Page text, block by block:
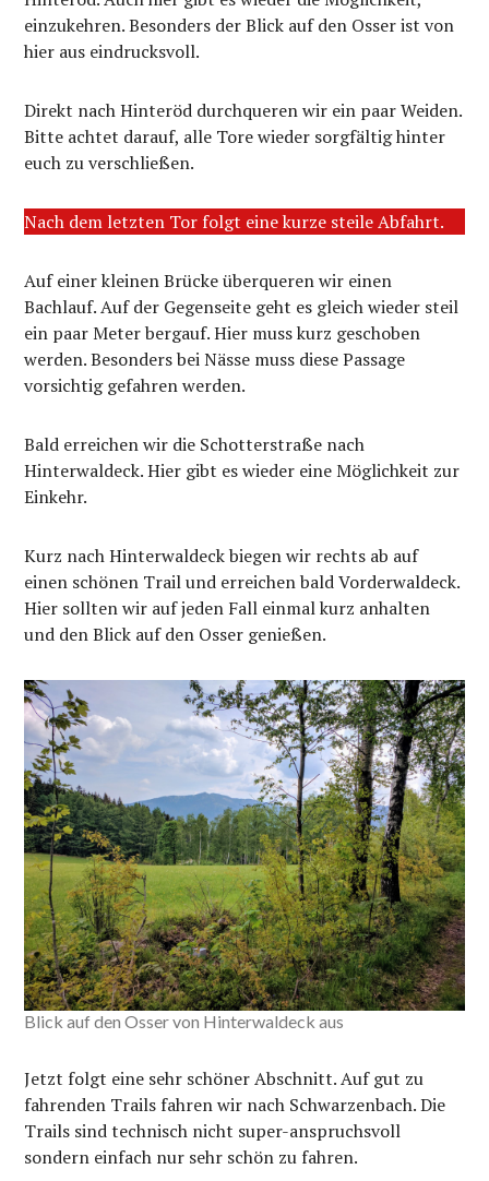
einzukehren. Besonders der Blick auf den Osser ist von
hier aus eindrucksvoll.
Direkt nach Hinteröd durchqueren wir ein paar Weiden.
Bitte achtet darauf, alle Tore wieder sorgfältig hinter
euch zu verschließen.
Nach dem letzten Tor folgt eine kurze steile Abfahrt.
Auf einer kleinen Brücke überqueren wir einen
Bachlauf. Auf der Gegenseite geht es gleich wieder steil
ein paar Meter bergauf. Hier muss kurz geschoben
werden. Besonders bei Nässe muss diese Passage
vorsichtig gefahren werden.
Bald erreichen wir die Schotterstraße nach
Hinterwaldeck. Hier gibt es wieder eine Möglichkeit zur
Einkehr.
Kurz nach Hinterwaldeck biegen wir rechts ab auf
einen schönen Trail und erreichen bald Vorderwaldeck.
Hier sollten wir auf jeden Fall einmal kurz anhalten
und den Blick auf den Osser genießen.
Blick auf den Osser von Hinterwaldeck aus
Jetzt folgt eine sehr schöner Abschnitt. Auf gut zu
fahrenden Trails fahren wir nach Schwarzenbach. Die
Trails sind technisch nicht super-anspruchsvoll
sondern einfach nur sehr schön zu fahren.